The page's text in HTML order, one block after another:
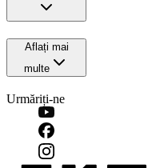
Aflați mai
multe
Urmăriți-ne